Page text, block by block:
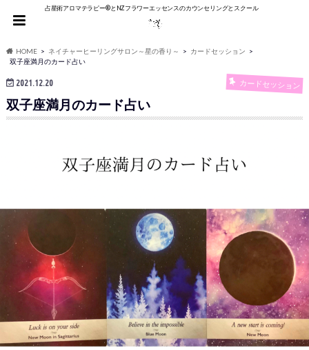
占星術アロマテラピー®︎とNZフラワーエッセンスのカウンセリングとスクール
HOME ネイチャーヒーリングサロン～星の香り～
カードセッション
双子座満月のカード占い
2021.12.20 カードセッション
双子座満月のカード占い